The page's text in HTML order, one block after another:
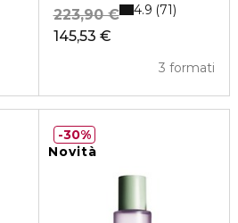
145,53 €
223,90 €
3 formati
4.9 71
Novità
30%